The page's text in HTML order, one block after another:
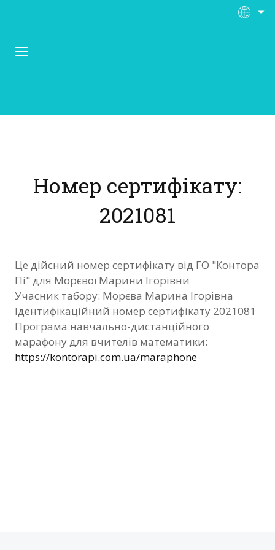
Матеріали
Нас підтримують
Фотозвіт
Видані сертифікати
Контакти
Номер сертифікату:
2021081
Це дійсний номер сертифікату від ГО "Контора
Пі" для Морєвої Марини Ігорівни
Учасник табору: Морєва Марина Ігорівна
Ідентифікаційний номер сертифікату 2021081
Програма навчально-дистанційного
марафону для вчителів математики:
https://kontorapi.com.ua/maraphone